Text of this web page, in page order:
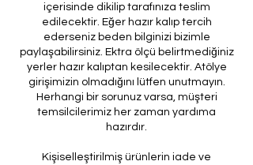
içerisinde dikilip tarafınıza teslim
edilecektir. Eğer hazır kalıp tercih
ederseniz beden bilginizi bizimle
paylaşabilirsiniz. Ektra ölçü belirtmediğiniz
yerler hazır kalıptan kesilecektir. Atölye
girişimizin olmadığını lütfen unutmayın.
Herhangi bir sorunuz varsa, müşteri
temsilcilerimiz her zaman yardıma
hazırdır.
Kişiselleştirilmiş ürünlerin iade ve